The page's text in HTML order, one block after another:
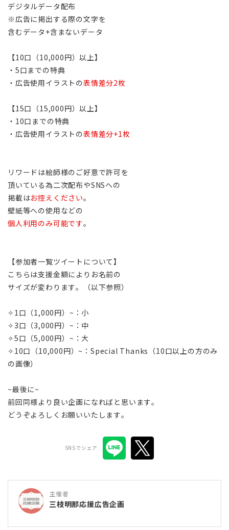
デジタルデータ配布
※広告に掲出する際の文字を
含むデータ+含まないデータ
【10口（10,000円）以上】
・5口までの特典
・広告使用イラストの表情差分2枚
【15口（15,000円）以上】
・10口までの特典
・広告使用イラストの表情差分+1枚
リワードは絵師様のご好意で許可を
頂いている為二次配布やSNSへの
掲載はお控えください。
壁紙等への使用などの
個人利用のみ可能です。
【参加者一覧ツイートについて】
こちらは支援金額によりお名前の
サイズが変わります。（以下参照）
✧1口（1,000円）~：小
✧3口（3,000円）~：中
✧5口（5,000円）~：大
✧10口（10,000円）~：Special Thanks（10口以上の方のみ
の画像）
~最後に~
前回同様より良い企画になればと思います。
どうぞよろしくお願いいたします。
SNSでシェア
主催者
三枝明那応援広告企画